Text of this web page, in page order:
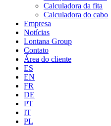
Calculadora da fita
Calculadora do cabo
Empresa
Notícias
Lontana Group
Contato
Área do cliente
ES
EN
FR
DE
PT
IT
PL